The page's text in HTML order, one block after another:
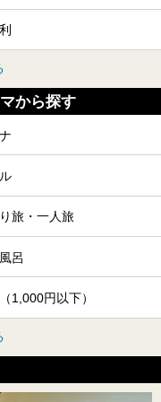
から探す
旅・一人旅
呂
1,000円以下）